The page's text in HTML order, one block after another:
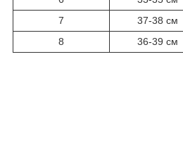
7
37-38 см
8
36-39 см